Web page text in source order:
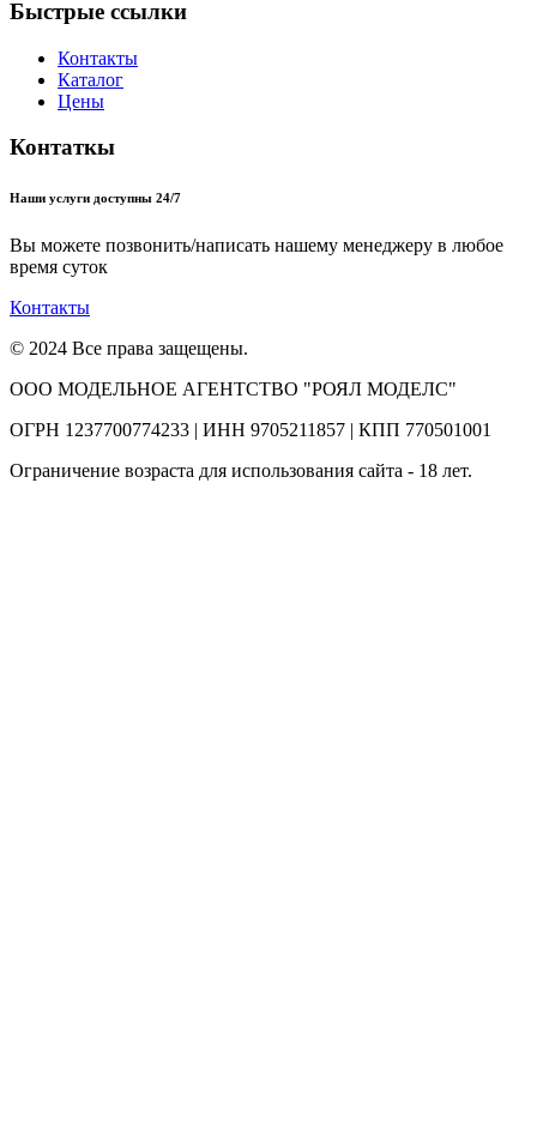
Быстрые ссылки
Контакты
Каталог
Цены
Контаткы
Наши услуги доступны 24/7
Вы можете позвонить/написать нашему менеджеру в любое
время суток
Контакты
© 2024 Все права защещены.
ООО МОДЕЛЬНОЕ АГЕНТСТВО "РОЯЛ МОДЕЛС"
ОГРН 1237700774233 | ИНН 9705211857 | КПП 770501001
Ограничение возраста для использования сайта - 18 лет.